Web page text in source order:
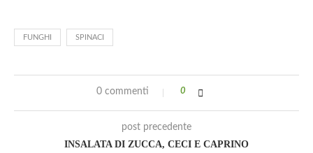
FUNGHI SPINACI
0 commenti 0
post precedente
INSALATA DI ZUCCA, CECI E CAPRINO